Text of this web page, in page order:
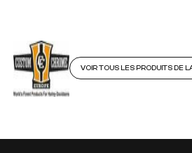
VOIR TOUS LES PRODUITS DE